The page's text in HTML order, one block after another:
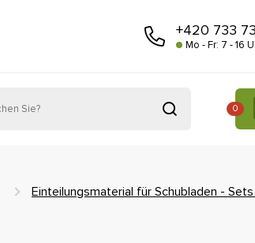
+420 733
Mo - Fr: 7 - 16
0
Einteilungsmaterial für Schubladen -